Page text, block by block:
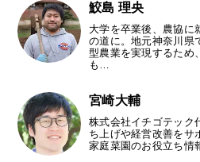
鮫島 理央
大学を卒業後、農協に
の道に。地元神奈川県
型農業を実現するため
も…
宮崎大輔
株式会社イチゴテック
ち上げや経営改善をサ
家庭菜園のお役立ち情